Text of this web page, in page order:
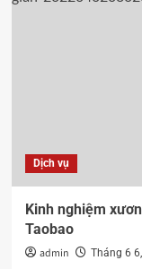
Dịch vụ
Kinh nghiệm
Taobao
admin Tháng 6